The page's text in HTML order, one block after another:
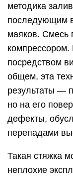
методика
последующим
маяков. Смесь
компрессором.
посредством
общем, эта
результаты —
но на его
дефекты,
перепадами
Такая стяжка
неплохие